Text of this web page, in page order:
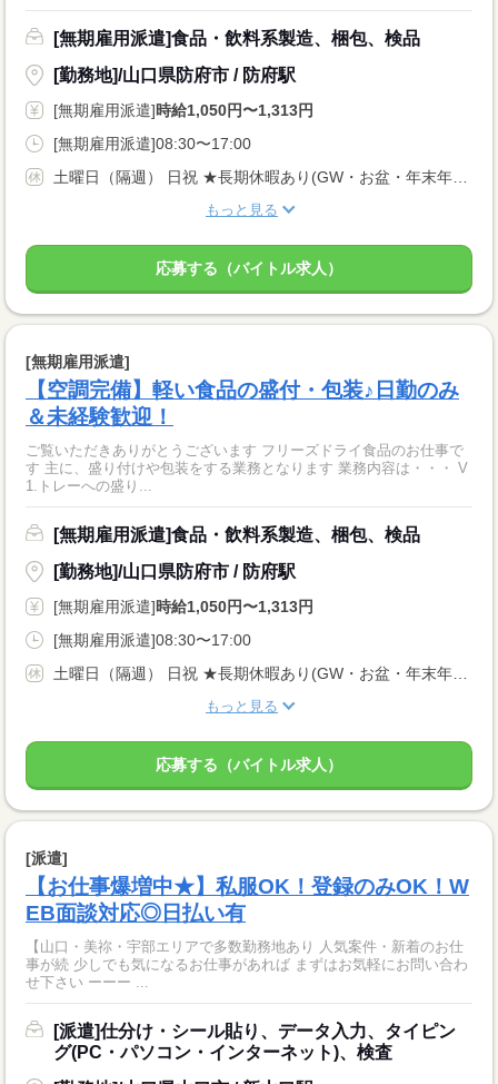
[無期雇用派遣]食品・飲料系製造、梱包、検品
[勤務地]/山口県防府市 / 防府駅
[無期雇用派遣]時給1,050円〜1,313円
[無期雇用派遣]08:30〜17:00
土曜日（隔週） 日祝 ★長期休暇あり(GW・お盆・年末年始)
もっと見る
応募する（バイトル求人）
[無期雇用派遣]
【空調完備】軽い食品の盛付・包装♪日勤のみ
＆未経験歓迎！
ご覧いただきありがとうございます フリーズドライ食品のお仕事で
す 主に、盛り付けや包装をする業務となります 業務内容は・・・ V
1.トレーへの盛り...
[無期雇用派遣]食品・飲料系製造、梱包、検品
[勤務地]/山口県防府市 / 防府駅
[無期雇用派遣]時給1,050円〜1,313円
[無期雇用派遣]08:30〜17:00
土曜日（隔週） 日祝 ★長期休暇あり(GW・お盆・年末年始)
もっと見る
応募する（バイトル求人）
[派遣]
【お仕事爆増中★】私服OK！登録のみOK！W
EB面談対応◎日払い有
【山口・美祢・宇部エリアで多数勤務地あり 人気案件・新着のお仕
事が続 少しでも気になるお仕事があれば まずはお気軽にお問い合わ
せ下さい ーーー ...
[派遣]仕分け・シール貼り、データ入力、タイピン
グ(PC・パソコン・インターネット)、検査